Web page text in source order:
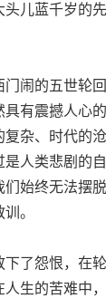
头儿蓝千岁的
的五世轮回
具有震撼人心
复杂、时代的
是人类悲剧的
们始终无法摆
。
怨恨，在轮
人生的苦难中